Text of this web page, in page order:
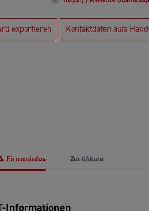
exportieren Kontaktdaten aufs
Firmeninfos Zertifikate
Informationen